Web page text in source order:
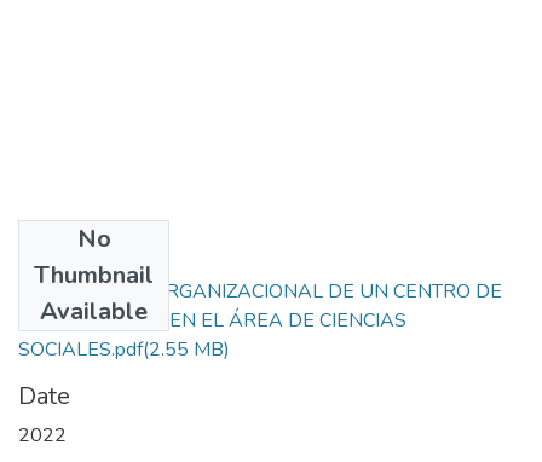
No
Thumbnail
Available
ESTRUCTURA ORGANIZACIONAL DE UN CENTRO DE
INVESTIGACIÓN EN EL ÁREA DE CIENCIAS
SOCIALES.pdf(2.55 MB)
Date
2022